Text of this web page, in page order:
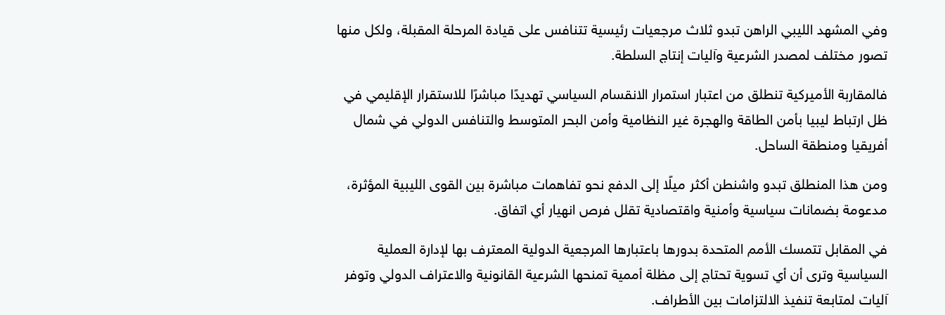
وفي المشهد الليبي الراهن تبدو ثلاث مرجعيات رئيسية تتنافس على قيادة المرحلة المقبلة، ولكل منها
تصور مختلف لمصدر الشرعية وآليات إنتاج السلطة.
فالمقاربة الأميركية تنطلق من اعتبار استمرار الانقسام السياسي تهديدًا مباشرًا للاستقرار الإقليمي في
ظل ارتباط ليبيا بأمن الطاقة والهجرة غير النظامية وأمن البحر المتوسط والتنافس الدولي في شمال
أفريقيا ومنطقة الساحل.
ومن هذا المنطلق تبدو واشنطن أكثر ميلًا إلى الدفع نحو تفاهمات مباشرة بين القوى الليبية المؤثرة،
مدعومة بضمانات سياسية وأمنية واقتصادية تقلل فرص انهيار أي اتفاق.
في المقابل تتمسك الأمم المتحدة بدورها باعتبارها المرجعية الدولية المعترف بها لإدارة العملية
السياسية وترى أن أي تسوية تحتاج إلى مظلة أممية تمنحها الشرعية القانونية والاعتراف الدولي وتوفر
آليات لمتابعة تنفيذ الالتزامات بين الأطراف.